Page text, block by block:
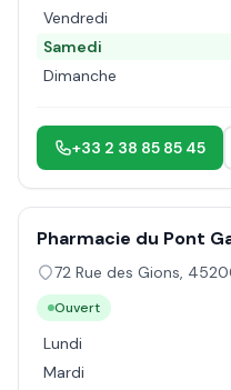
Vendredi
Samedi
Dimanche
+33 2 38 85 85 45
Pharmacie du Pont
72 Rue des Gions,
Ouvert
Lundi
Mardi